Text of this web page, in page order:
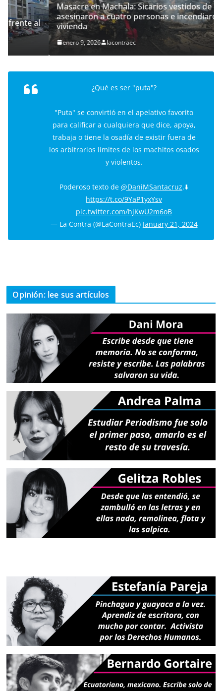
Masacre en Machala: Sicarios vestidos de policías
asesinaron a cuatro personas e incendiaron su
vivienda
enero 9, 2026 lacontraec
¿Qué es ser "puta"?
"Puta" se convirtió en el apelativo favorito
para calificar a cualquiera que dice, apoya,
trabaja o tiene la osadía de existir fuera de
los arbitrarios límites de los machitos osados
y violentos.
Poderoso texto de @DaniMSantacruz.⬇️
https://t.co/9YaP1yxYsv
pic.twitter.com/hjKwU2m6oB
— La Contra (@LaContraEc) January 21, 2024
Opinión: lee sus artículos